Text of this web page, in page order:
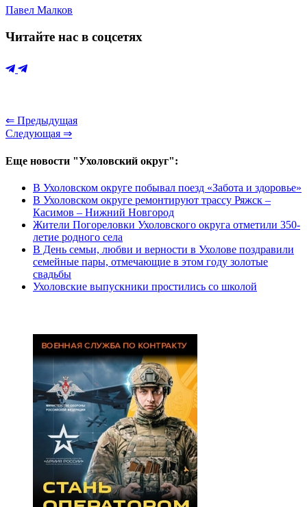
Павел Малков
Читайте нас в соцсетях
⇐ Предыдущая
Следующая ⇒
Еще новости "Ухоловский округ":
В Ухоловском округе побывал поезд «Забота и здоровье»
В Ухоловском округе ремонтируют трассу Ряжск –
Касимов – Нижний Новгород
Жители Погореловки Ухоловского округа отметили 350-
летие родного села
В День семьи, любви и верности в Ухолове поздравили
семейные пары, отмечающие в этом году золотые
свадьбы
Ухоловские выпускники простились со школой